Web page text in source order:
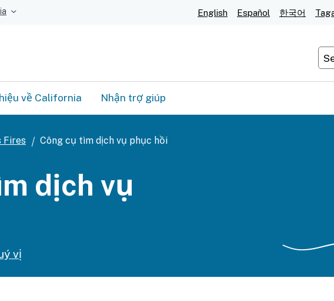
Chuyển
English Español 한국어
về California Nhận trợ giúp
Fires Công cụ tìm dịch vụ phục hồi
dịch vụ
vị